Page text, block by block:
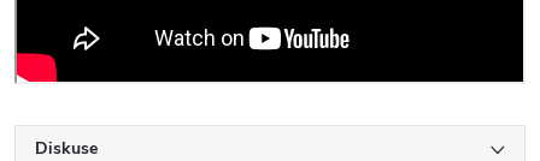
Diskuse